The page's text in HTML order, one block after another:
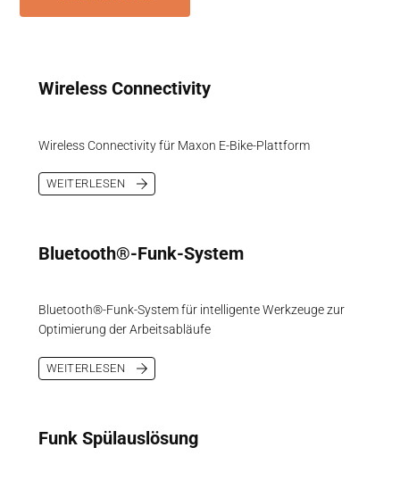
Wireless Connectivity
Wireless Connectivity für Maxon E-Bike-Plattform
WEITERLESEN
Bluetooth®-Funk-System
Bluetooth®-Funk-System für intelligente Werkzeuge zur
Optimierung der Arbeitsabläufe
WEITERLESEN
Funk Spülauslösung